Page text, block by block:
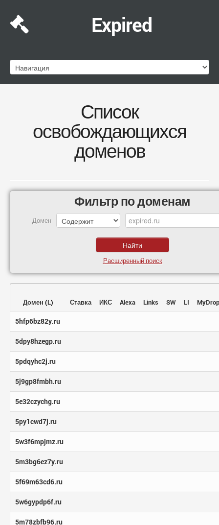
Expired
Список
освобождающихся
доменов
Фильтр по доменам
Домен
Расширенный поиск
Домен (L) Ставка ИКС Alexa Links SW LI MyDrop
5hfp6bz82y.ru
5dpy8hzegp.ru
5pdqyhc2j.ru
5j9gp8fmbh.ru
5e32czychg.ru
5py1cwd7j.ru
5w3f6mpjmz.ru
5m3bg6ez7y.ru
5f69m63cd6.ru
5w6gypdp6f.ru
5m78zbfb96.ru